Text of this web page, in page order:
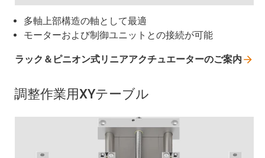
多軸上部構造の軸として最適
モーターおよび制御ユニットとの接続が可能
ラック＆ピニオン式リニアアクチュエーターのご案内
調整作業用XYテーブル